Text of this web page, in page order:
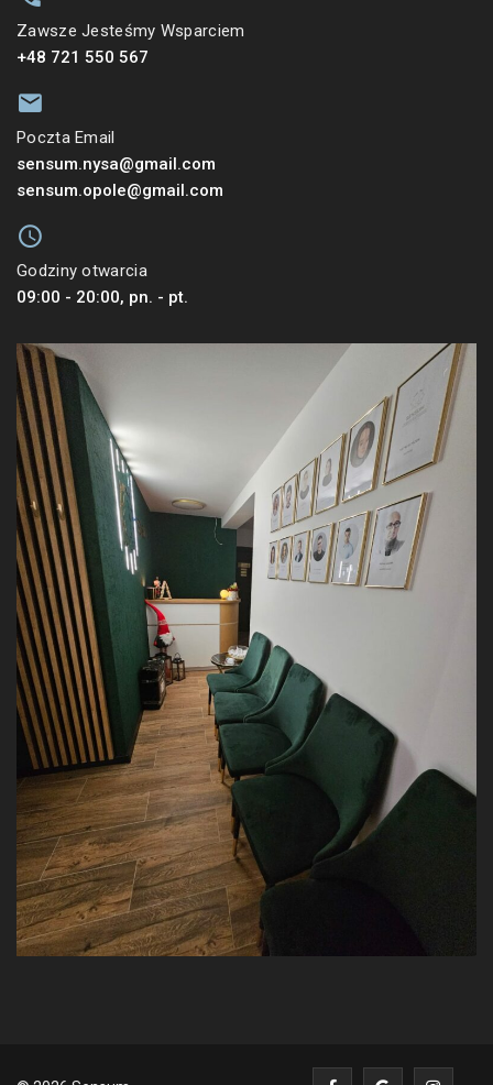
Zawsze Jesteśmy Wsparciem
+48 721 550 567
Poczta Email
sensum.nysa@gmail.com
sensum.opole@gmail.com
Godziny otwarcia
09:00 - 20:00, pn. - pt.